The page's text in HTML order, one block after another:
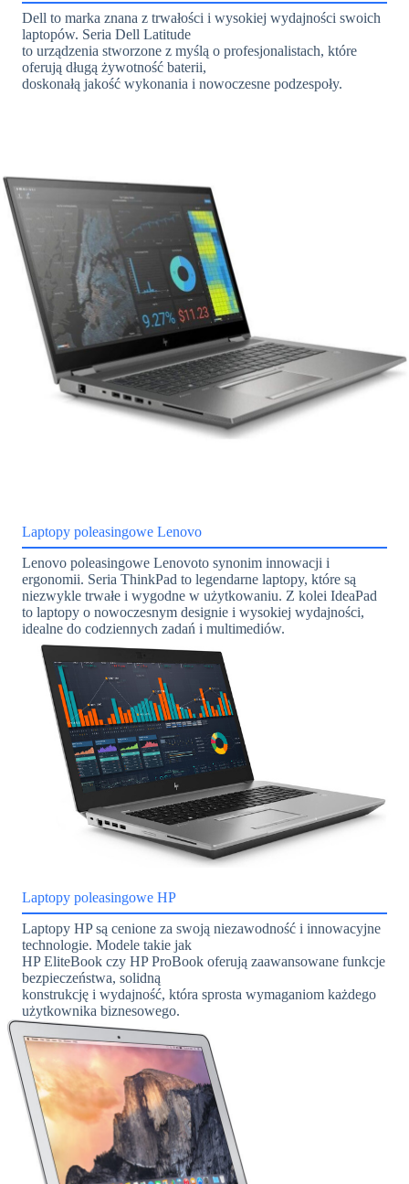
Dell to marka znana z trwałości i wysokiej wydajności swoich
laptopów. Seria Dell Latitude
to urządzenia stworzone z myślą o profesjonalistach, które
oferują długą żywotność baterii,
doskonałą jakość wykonania i nowoczesne podzespoły.
Laptopy poleasingowe Lenovo
Lenovo poleasingowe Lenovoto synonim innowacji i
ergonomii. Seria ThinkPad to legendarne laptopy, które są
niezwykle trwałe i wygodne w użytkowaniu. Z kolei IdeaPad
to laptopy o nowoczesnym designie i wysokiej wydajności,
idealne do codziennych zadań i multimediów.
Laptopy poleasingowe HP
Laptopy HP są cenione za swoją niezawodność i innowacyjne
technologie. Modele takie jak
HP EliteBook czy HP ProBook oferują zaawansowane funkcje
bezpieczeństwa, solidną
konstrukcję i wydajność, która sprosta wymaganiom każdego
użytkownika biznesowego.